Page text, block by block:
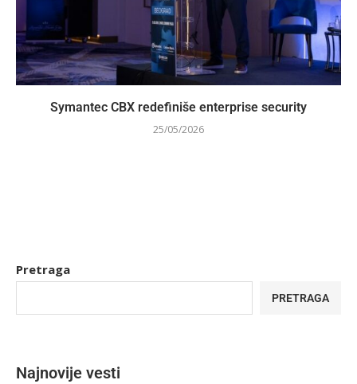
Symantec CBX redefiniše enterprise security
25/05/2026
Pretraga
PRETRAGA
Najnovije vesti